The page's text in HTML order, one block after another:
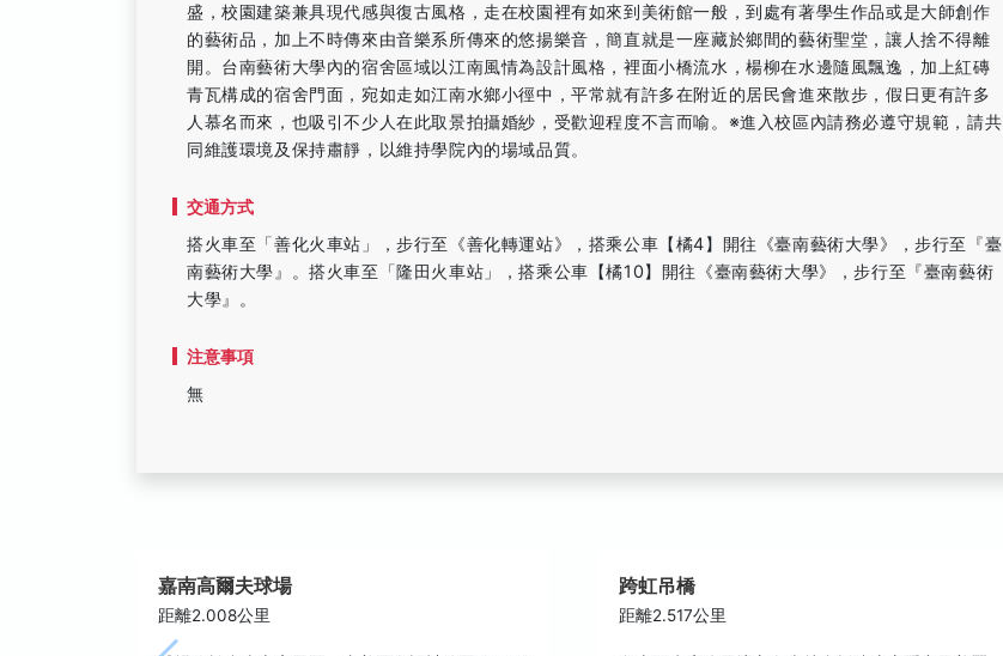
盛，校園建築兼具現代感與復古風格，走在校園裡有如來到美術館一般，到處有著學生作品或是大師創作
的藝術品，加上不時傳來由音樂系所傳來的悠揚樂音，簡直就是一座藏於鄉間的藝術聖堂，讓人捨不得離
開。台南藝術大學內的宿舍區域以江南風情為設計風格，裡面小橋流水，楊柳在水邊隨風飄逸，加上紅磚
青瓦構成的宿舍門面，宛如走如江南水鄉小徑中，平常就有許多在附近的居民會進來散步，假日更有許多
人慕名而來，也吸引不少人在此取景拍攝婚紗，受歡迎程度不言而喻。※進入校區內請務必遵守規範，請共
同維護環境及保持肅靜，以維持學院內的場域品質。
交通方式
搭火車至「善化火車站」，步行至《善化轉運站》，搭乘公車【橘4】開往《臺南藝術大學》，步行至『臺
南藝術大學』。搭火車至「隆田火車站」，搭乘公車【橘10】開往《臺南藝術大學》，步行至『臺南藝術
大學』。
注意事項
無
嘉南高爾夫球場
距離2.008公里
跨虹吊橋
距離2.517公里